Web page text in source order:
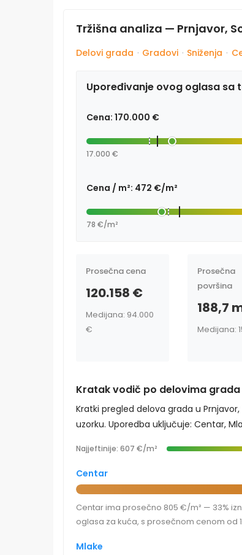
Tržišna analiza — Prnjavor,
Delovi grada · Gradovi · Sniženja ·
Upoređivanje ovog oglasa sa
Cena: 170.000 €
17.000 €
Cena / m²: 472 €/m²
78 €/m²
Prosečna cena
120.158 €
Medijana: 94.000
€
Prosečna
površina
188,7
Medijana:
Kratak vodič po delovima grada
Kratki pregled delova grada u
uzorku. Uporedba uključuje: Centar,
Najjeftinije: 607 €/m²
Centar
Centar ima prosečno 805 €/m² — 33%
oglasa za kuća, s prosečnom cenom od
Mlake